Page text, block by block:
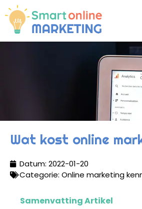
Wat kost online
Datum: 2022-01-20
Categorie: Online marketing
Samenvatting Artikel